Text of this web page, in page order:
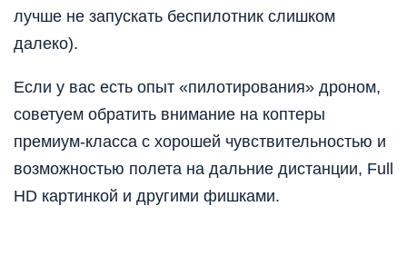
лучше не запускать беспилотник слишком
далеко).
Если у вас есть опыт «пилотирования» дроном,
советуем обратить внимание на коптеры
премиум-класса с хорошей чувствительностью и
возможностью полета на дальние дистанции, Full
HD картинкой и другими фишками.